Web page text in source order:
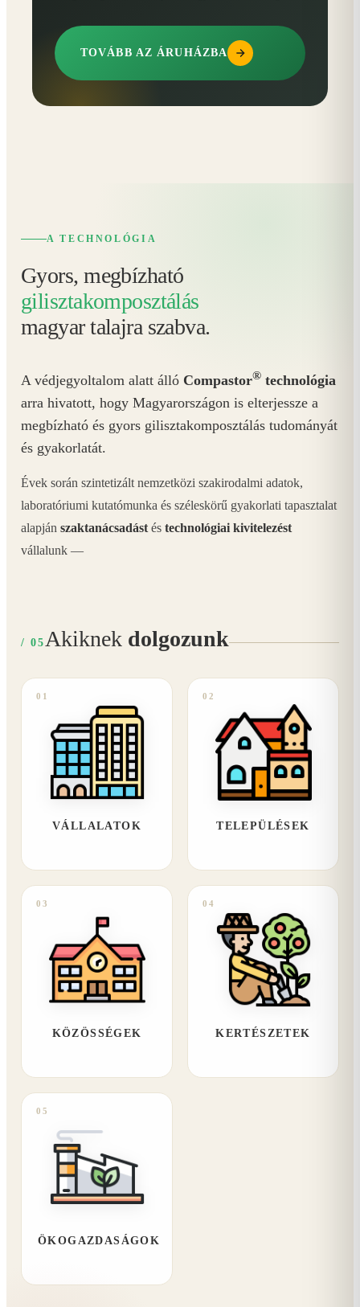
TOVÁBB AZ ÁRUHÁZBA
A TECHNOLÓGIA
Gyors, megbízható
gilisztakomposztálás
magyar talajra szabva.
A védjegyoltalom alatt álló Compastor® technológia
arra hivatott, hogy Magyarországon is elterjessze a
megbízható és gyors gilisztakomposztálás tudományát
és gyakorlatát.
Évek során szintetizált nemzetközi szakirodalmi adatok,
laboratóriumi kutatómunka és széleskörű gyakorlati tapasztalat
alapján szaktanácsadást és technológiai kivitelezést
vállalunk —
/ 05 Akiknek dolgozunk
01
VÁLLALATOK
02
TELEPÜLÉSEK
03
KÖZÖSSÉGEK
04
KERTÉSZETEK
05
ÖKOGAZDASÁGOK